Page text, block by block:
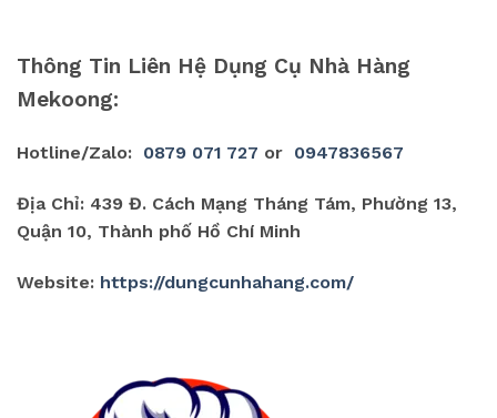
Thông Tin Liên Hệ Dụng Cụ Nhà Hàng
Mekoong:
Hotline/Zalo: 0879 071 727 or 0947836567
Địa Chỉ: 439 Đ. Cách Mạng Tháng Tám, Phường 13,
Quận 10, Thành phố Hồ Chí Minh
Website: https://dungcunhahang.com/